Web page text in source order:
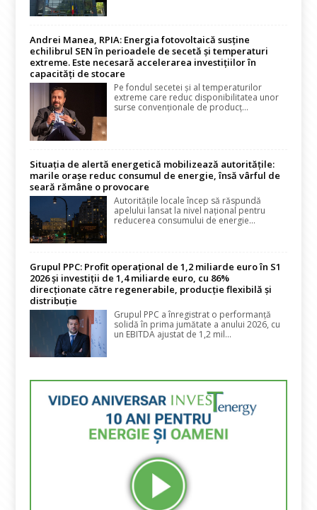
Andrei Manea, RPIA: Energia fotovoltaică susține
echilibrul SEN în perioadele de secetă și temperaturi
extreme. Este necesară accelerarea investițiilor în
capacități de stocare
Pe fondul secetei și al temperaturilor
extreme care reduc disponibilitatea unor
surse convenționale de producț...
Situația de alertă energetică mobilizează autoritățile:
marile orașe reduc consumul de energie, însă vârful de
seară rămâne o provocare
Autoritățile locale încep să răspundă
apelului lansat la nivel național pentru
reducerea consumului de energie...
Grupul PPC: Profit operațional de 1,2 miliarde euro în S1
2026 și investiții de 1,4 miliarde euro, cu 86%
direcționate către regenerabile, producție flexibilă și
distribuție
Grupul PPC a înregistrat o performanță
solidă în prima jumătate a anului 2026, cu
un EBITDA ajustat de 1,2 mil...